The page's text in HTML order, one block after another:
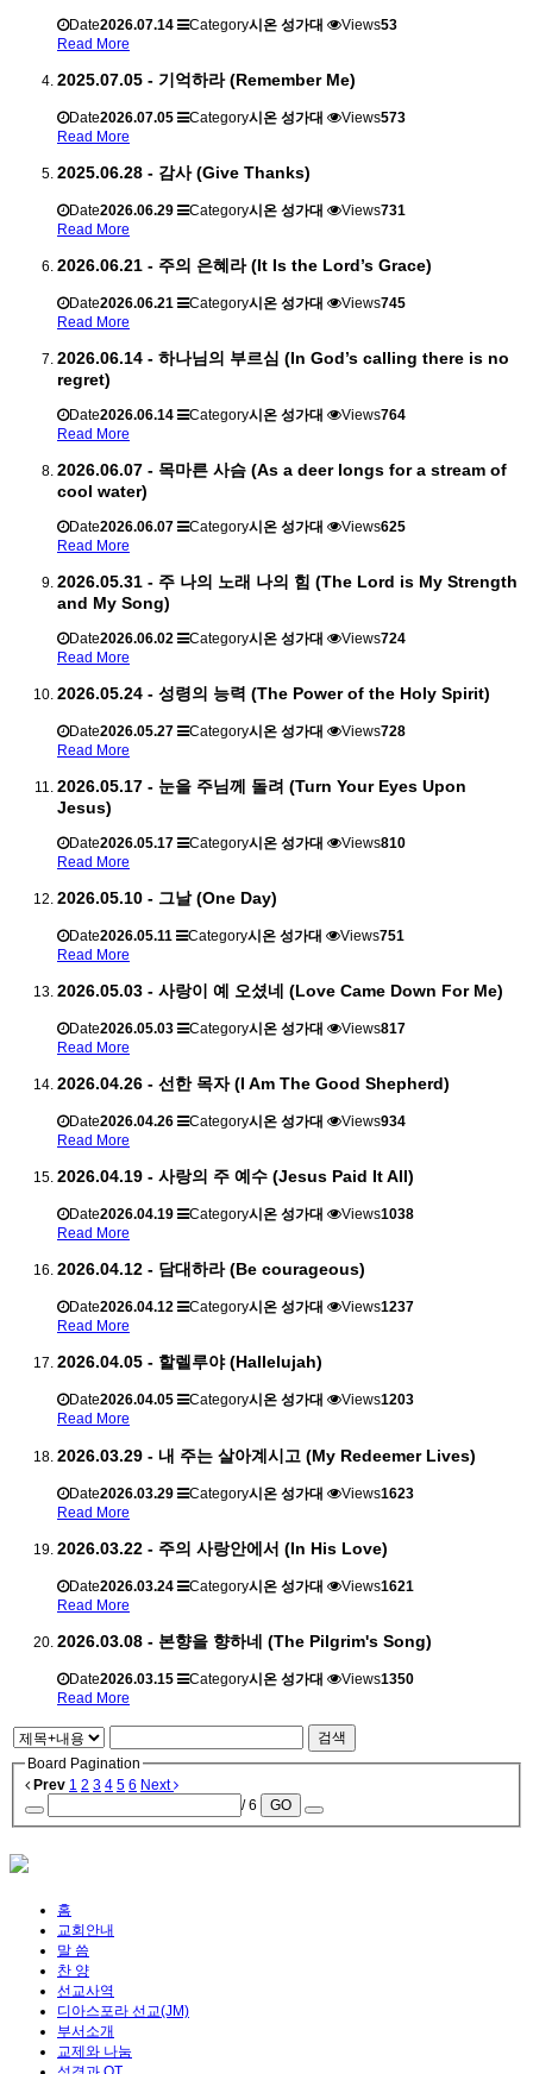
Date2026.07.14 Category시온 성가대 Views53
Read More
2025.07.05 - 기억하라 (Remember Me)
Date2026.07.05 Category시온 성가대 Views573
Read More
2025.06.28 - 감사 (Give Thanks)
Date2026.06.29 Category시온 성가대 Views731
Read More
2026.06.21 - 주의 은혜라 (It Is the Lord’s Grace)
Date2026.06.21 Category시온 성가대 Views745
Read More
2026.06.14 - 하나님의 부르심 (In God’s calling there is no
regret)
Date2026.06.14 Category시온 성가대 Views764
Read More
2026.06.07 - 목마른 사슴 (As a deer longs for a stream of
cool water)
Date2026.06.07 Category시온 성가대 Views625
Read More
2026.05.31 - 주 나의 노래 나의 힘 (The Lord is My Strength
and My Song)
Date2026.06.02 Category시온 성가대 Views724
Read More
2026.05.24 - 성령의 능력 (The Power of the Holy Spirit)
Date2026.05.27 Category시온 성가대 Views728
Read More
2026.05.17 - 눈을 주님께 돌려 (Turn Your Eyes Upon
Jesus)
Date2026.05.17 Category시온 성가대 Views810
Read More
2026.05.10 - 그날 (One Day)
Date2026.05.11 Category시온 성가대 Views751
Read More
2026.05.03 - 사랑이 예 오셨네 (Love Came Down For Me)
Date2026.05.03 Category시온 성가대 Views817
Read More
2026.04.26 - 선한 목자 (I Am The Good Shepherd)
Date2026.04.26 Category시온 성가대 Views934
Read More
2026.04.19 - 사랑의 주 예수 (Jesus Paid It All)
Date2026.04.19 Category시온 성가대 Views1038
Read More
2026.04.12 - 담대하라 (Be courageous)
Date2026.04.12 Category시온 성가대 Views1237
Read More
2026.04.05 - 할렐루야 (Hallelujah)
Date2026.04.05 Category시온 성가대 Views1203
Read More
2026.03.29 - 내 주는 살아계시고 (My Redeemer Lives)
Date2026.03.29 Category시온 성가대 Views1623
Read More
2026.03.22 - 주의 사랑안에서 (In His Love)
Date2026.03.24 Category시온 성가대 Views1621
Read More
2026.03.08 - 본향을 향하네 (The Pilgrim's Song)
Date2026.03.15 Category시온 성가대 Views1350
Read More
검색
Board Pagination
Prev 1 2 3 4 5 6 Next
/ 6
GO
홈
교회안내
말 씀
찬 양
선교사역
디아스포라 선교(JM)
부서소개
교제와 나눔